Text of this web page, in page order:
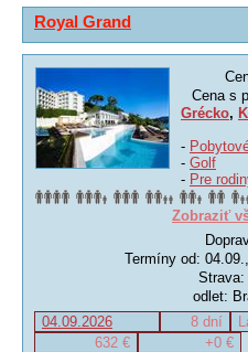
Royal Grand
Cena s
Grécko,
-
- Golf
- Pre
Zobraziť
Termíny od:
Strava:
odlet:
04.09.2026
8 dní
632 €
+0 €